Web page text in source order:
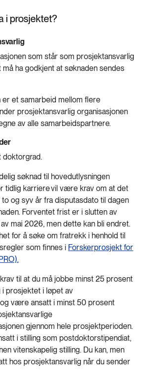
i prosjektet?
som står som prosjektansvarlig
ha godkjent at søknaden sendes
er et samarbeid mellom flere
prosjektansvarlig organisasjonen
av alle samarbeidspartnere.
doktorgrad.
søknad til hovedutlysningen
tidlig karriere vil være krav om at det
og syv år fra disputasdato til dagen
Forventet frist er i slutten av
mai 2026, men dette kan bli endret.
for å søke om fratrekk i henhold til
som finnes i Forskerprosjekt for
til at du må jobbe minst 25 prosent
i prosjektet i løpet av
være ansatt i minst 50 prosent
gjennom hele prosjektperioden.
i stilling som postdoktorstipendiat,
vitenskapelig stilling. Du kan, men
hos prosjektansvarlig når du sender